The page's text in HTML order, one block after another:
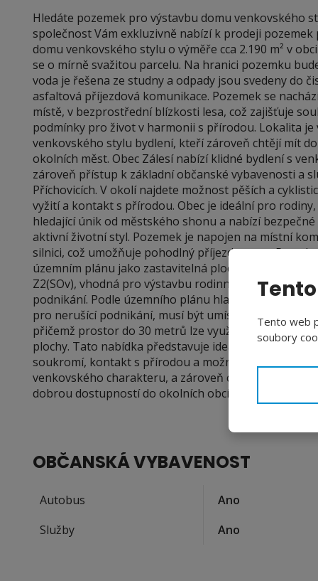
Hledáte pozemek pro výstavbu domu venkovského
společnost Vám exkluzivně nabízí k prodeji
domu venkovského stylu o výměře cca 2.190 m² v
se o mírně svažitou parcelu. Na hranici pozemku
voda je řešena ze studny a odpady jsou svedeny do
asfaltová příjezdová komunikace. Pozemek se
místě, v bezprostřední blízkosti lesa, což zajišťuje
podmínky pro život v harmonii s přírodou. Lokalita
venkovského stylu bydlení, kteří zároveň chtějí mít
okolních měst. Obec Zálesí nabízí klidné bydlení s
zároveň přístup k základní občanské vybavenosti a
Příchovicích. V okolí najdete možnost pěších a
vyžití a kontakt s přírodou. Obec je ideální pro
hledající únik od městského shonu a nabízí
aktivní životní styl. Pozemek je napojen na místní
silnici, což umožňuje pohodlný příjezd autem. Parcela
územním plánu jako zastavitelná plocha smíšená
Z2(SOv), vhodná pro výstavbu rodinného domu s
podnikání. Podle územního plánu hlavní stavby, jako
pro nerušící podnikání, musí být umístěny minimálně
přičemž prostor do 30 metrů lze využít pro zeleň,
plochy. Tato nabídka představuje ideální příležitost
soukromí, kontakt s přírodou a možnost postavit si
venkovského charakteru, a zároveň chtějí bydlet v
dobrou dostupností do okolních obcí.
OBČANSKÁ VYBAVENOST
Autobus
Ano
Služby
Ano
Tento web
soubory